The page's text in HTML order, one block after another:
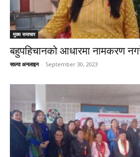
मुख्य समाचार
बहुपहिचानको आधारमा नामकरण
साल्पा अनलाइन - September 30, 2023